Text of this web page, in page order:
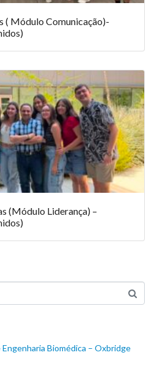
( Módulo Comunicação)-
(Módulo Liderança) –
Engenharia Biomédica – Oxbridge